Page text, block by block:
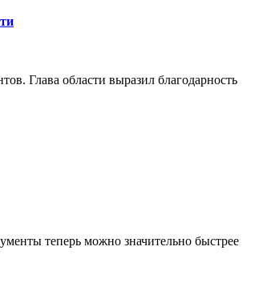
Глава области выразил благодарность
теперь можно значительно быстрее